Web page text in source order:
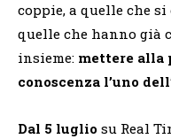
coppie, a quelle che
quelle che hanno già
insieme: mettere alla
conoscenza l’uno
Dal 5 luglio su Real